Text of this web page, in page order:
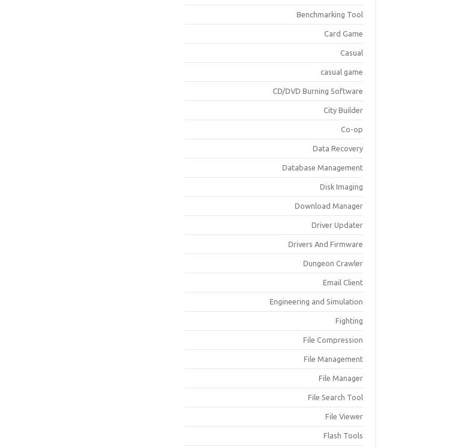
Benchmarking Tool
Card Game
Casual
casual game
CD/DVD Burning Software
City Builder
Co-op
Data Recovery
Database Management
Disk Imaging
Download Manager
Driver Updater
Drivers And Firmware
Dungeon Crawler
Email Client
Engineering and Simulation
Fighting
File Compression
File Management
File Manager
File Search Tool
File Viewer
Flash Tools